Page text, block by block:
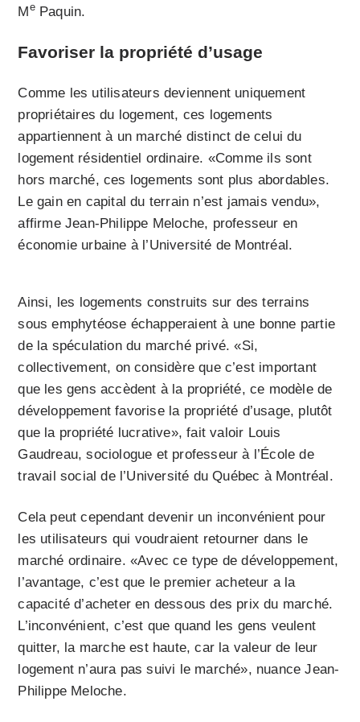
MePaquin.
Favoriser la propriété d’usage
Comme les utilisateurs deviennent uniquement
propriétaires du logement, ces logements
appartiennent à un marché distinct de celui du
logement résidentiel ordinaire. «Comme ils sont
hors marché, ces logements sont plus abordables.
Le gain en capital du terrain n’est jamais vendu»,
affirme Jean-Philippe Meloche, professeur en
économie urbaine à l’Université de Montréal.
Ainsi, les logements construits sur des terrains
sous emphytéose échapperaient à une bonne partie
de la spéculation du marché privé. «Si,
collectivement, on considère que c’est important
que les gens accèdent à la propriété, ce modèle de
développement favorise la propriété d’usage, plutôt
que la propriété lucrative», fait valoir Louis
Gaudreau, sociologue et professeur à l’École de
travail social de l’Université du Québec à Montréal.
Cela peut cependant devenir un inconvénient pour
les utilisateurs qui voudraient retourner dans le
marché ordinaire. «Avec ce type de développement,
l’avantage, c’est que le premier acheteur a la
capacité d’acheter en dessous des prix du marché.
L’inconvénient, c’est que quand les gens veulent
quitter, la marche est haute, car la valeur de leur
logement n’aura pas suivi le marché», nuance Jean-
Philippe Meloche.